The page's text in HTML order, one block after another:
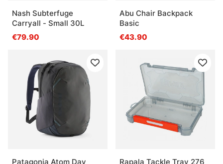
Nash Subterfuge
Carryall - Small 30L
€79.90
Abu Chair Backpack
Basic
€43.90
Patagonia Atom Day Rapala Tackle Tray 276